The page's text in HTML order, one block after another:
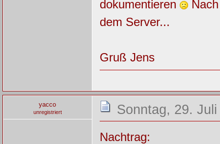
dokumentieren
Nach
dem Server...
Gruß Jens
yacco
unregistriert Sonntag, 29.
Nachtrag: